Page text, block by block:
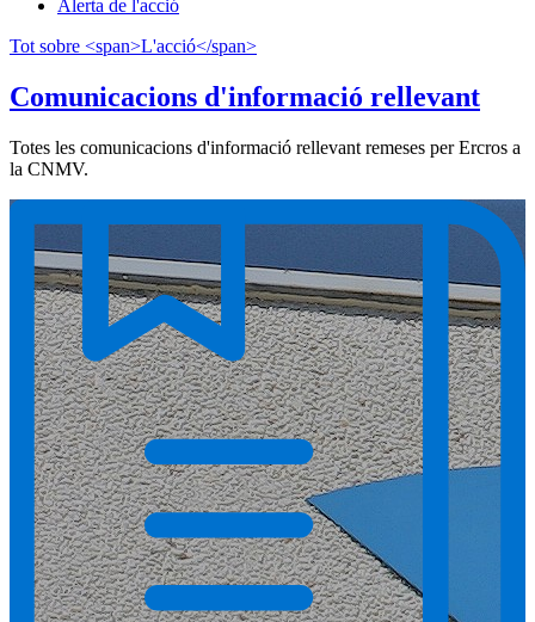
Alerta de l'acció
Tot sobre <span>L'acció</span>
Comunicacions d'informació rellevant
Totes les comunicacions d'informació rellevant remeses per Ercros a
la CNMV.